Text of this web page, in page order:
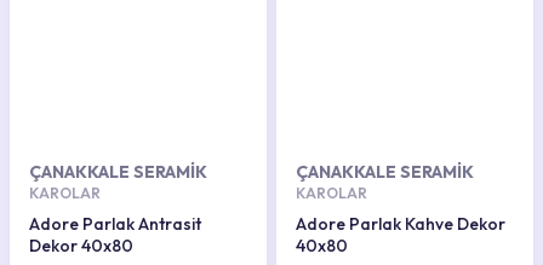
ÇANAKKALE SERAMİK
KAROLAR
Adore Parlak Antrasit
Dekor 40x80
ÇANAKKALE SERAMİK
KAROLAR
Adore Parlak Kahve Dekor
40x80